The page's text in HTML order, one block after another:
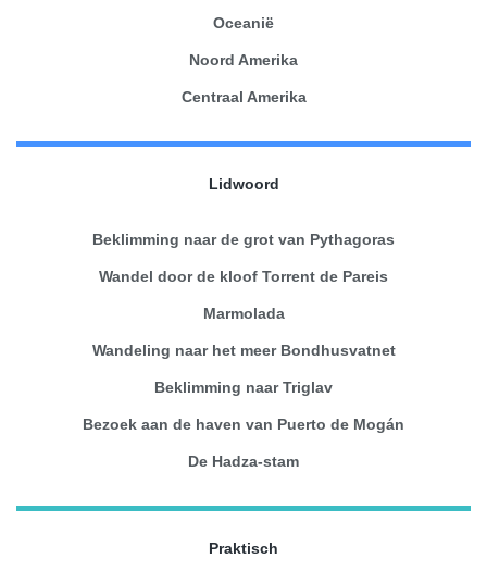
Oceanië
Noord Amerika
Centraal Amerika
Lidwoord
Beklimming naar de grot van Pythagoras
Wandel door de kloof Torrent de Pareis
Marmolada
Wandeling naar het meer Bondhusvatnet
Beklimming naar Triglav
Bezoek aan de haven van Puerto de Mogán
De Hadza-stam
Praktisch